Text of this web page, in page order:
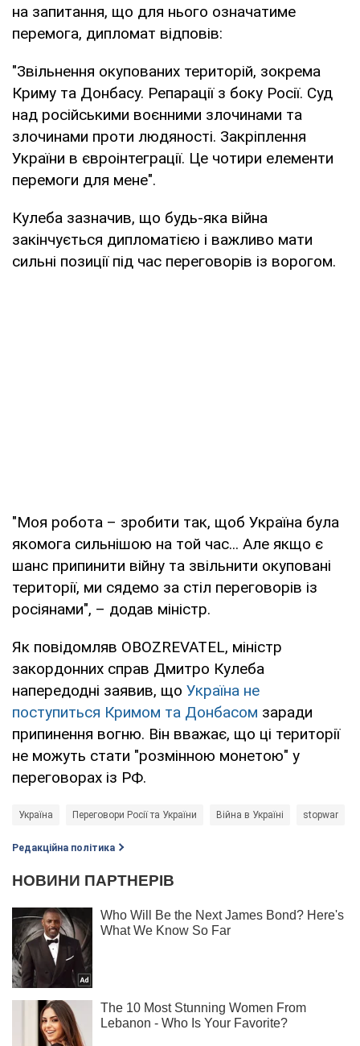
на запитання, що для нього означатиме
перемога, дипломат відповів:
"Звільнення окупованих територій, зокрема
Криму та Донбасу. Репарації з боку Росії. Суд
над російськими воєнними злочинами та
злочинами проти людяності. Закріплення
України в євроінтеграції. Це чотири елементи
перемоги для мене".
Кулеба зазначив, що будь-яка війна
закінчується дипломатією і важливо мати
сильні позиції під час переговорів із ворогом.
"Моя робота – зробити так, щоб Україна була
якомога сильнішою на той час... Але якщо є
шанс припинити війну та звільнити окуповані
території, ми сядемо за стіл переговорів із
росіянами", – додав міністр.
Як повідомляв OBOZREVATEL, міністр
закордонних справ Дмитро Кулеба
напередодні заявив, що Україна не
поступиться Кримом та Донбасом заради
припинення вогню. Він вважає, що ці території
не можуть стати "розмінною монетою" у
переговорах із РФ.
Україна Переговори Росії та України Війна в Україні stopwar
Редакційна політика